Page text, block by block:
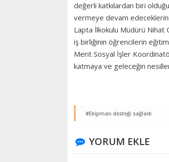
değerli katkılardan biri
vermeye devam
Lapta İlkokulu Müdürü
iş birliğinin öğrencilerin eğitim
Merit Sosyal İşler
katmaya ve geleceğin
#Ekipman desteği sağladı
YORUM EKLE